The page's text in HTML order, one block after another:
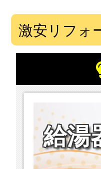
激安リフォ
給湯